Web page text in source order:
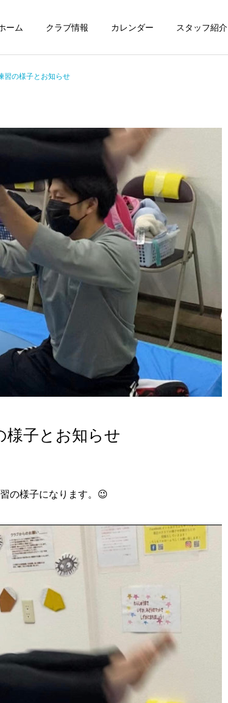
ーム クラブ情報 カレンダー スタッフ紹介
操クラブ技紹介～
６段閉脚跳び～
定期情報
ウィズ体操クラブ 練習の
様子
習の様子とお知らせ
様子とお知らせ
の様子になります。😉